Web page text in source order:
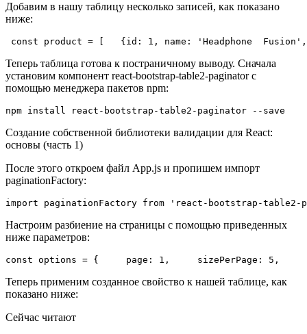
Добавим в нашу таблицу несколько записей, как показано
ниже:
const product = [   {id: 1, name: 'Headphone
Теперь таблица готова к постраничному выводу. Сначала
установим компонент react-bootstrap-table2-paginator с
помощью менеджера пакетов npm:
npm install react-bootstrap-table2-paginator --save
Создание собственной библиотеки валидации для React:
основы (часть 1)
После этого откроем файл App.js и пропишем импорт
paginationFactory:
import paginationFactory from 'react-bootstrap-table2-
Настроим разбиение на страницы с помощью приведенных
ниже параметров:
const options = {     page: 1,     sizePerPage: 5,
Теперь применим созданное свойство к нашей таблице, как
показано ниже:
Сейчас читают